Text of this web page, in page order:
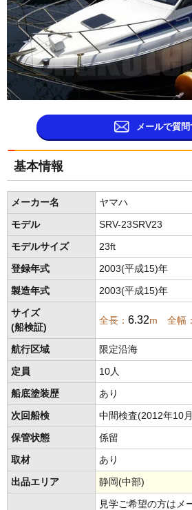
メールで質問
基本情報
メーカー名 ヤマハ
モデル SRV-23SRV23
モデルサイズ 23ft
登録年式 2003(平成15)年
製造年式 2003(平成15)年
サイズ
(船検証)
全長： 6.32m 全幅：
航行区域 限定沿海
定員 10人
船底塗装歴 あり
次回船検 中間検査(2012年10
保管状態 係留
取材 あり
出品エリア 静岡(中部)
見学ご希望の方はメ